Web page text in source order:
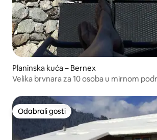
Planinska kuća – Bernex
Velika brvnara za 10 osoba u mirnom
Odabrali gosti
Odabrali gosti